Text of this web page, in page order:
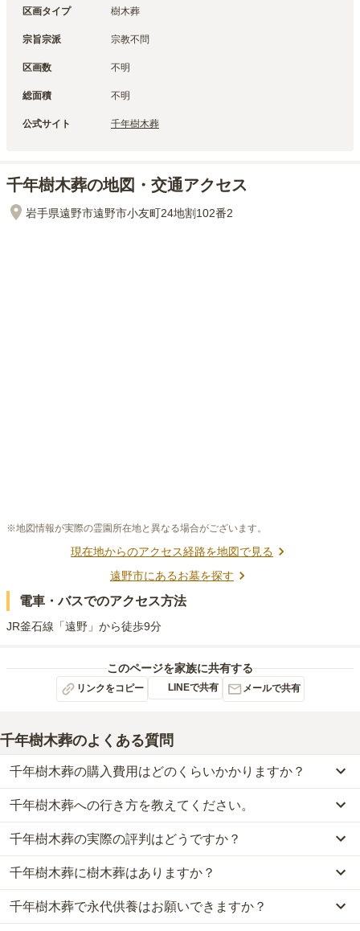
区画タイプ 樹木葬
宗旨宗派 宗教不問
区画数 不明
総面積 不明
公式サイト 千年樹木葬
千年樹木葬の地図・交通アクセス
岩手県遠野市遠野市小友町24地割102番2
※地図情報が実際の霊園所在地と異なる場合がございます。
現在地からのアクセス経路を地図で見る
遠野市にあるお墓を探す
電車・バスでのアクセス方法
JR釜石線「遠野」から徒歩9分
このページを家族に共有する
リンクをコピー LINEで共有 メールで共有
千年樹木葬のよくある質問
千年樹木葬の購入費用はどのくらいかかりますか？
千年樹木葬では、樹木葬が約58万円からお求めいただけます。
なお、千年樹木葬がある岩手県の相場は、樹木葬が約115万円で
す。
お墓は、価格が高いものがよい、安いものが悪い、という訳ではあ
りません。大切なのは、ご家族が心から納得し、安心してお参りで
千年樹木葬への行き方を教えてください。
公共交通機関の場合JR釜石線「遠野」から徒歩9分です。
詳しいルートや地図は、本ページの「地図・交通アクセス」欄をご
確認ください。
千年樹木葬の実際の評判はどうですか？
千年樹木葬の口コミはまだ投稿されておりません。
口コミはあくまで一つの目安です。資料請求や現地見学を通して、
ご自身の目で雰囲気を確認してみることをおすすめします。
千年樹木葬に樹木葬はありますか？
はい、千年樹木葬には4種類の樹木葬がございます。
費用は、約58万円からとなっております。
千年樹木葬で永代供養はお願いできますか？